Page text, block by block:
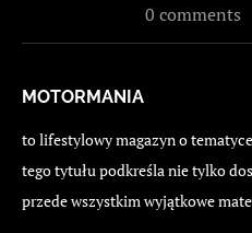
0 comments
MOTORMANIA
to lifestylowy magazyn o
tego tytułu podkreśla nie tylko
przede wszystkim wyjątkowe